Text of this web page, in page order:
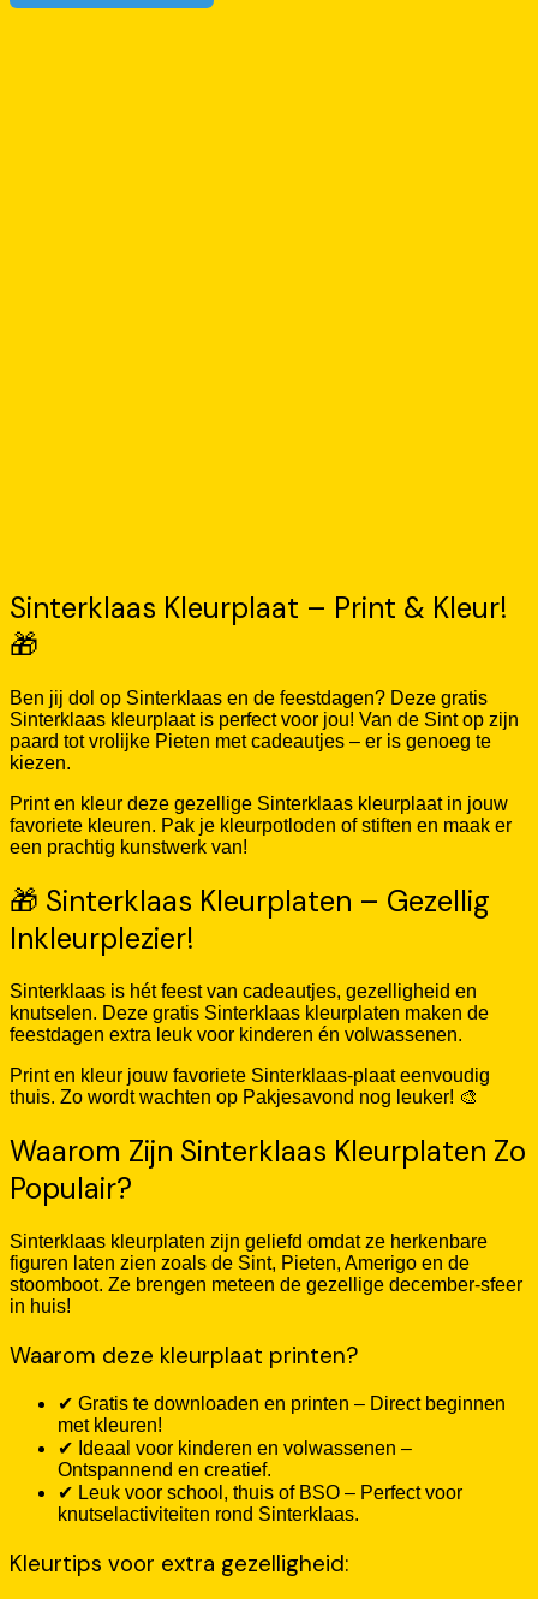
Sinterklaas Kleurplaat – Print & Kleur!
🎁
Ben jij dol op Sinterklaas en de feestdagen? Deze gratis
Sinterklaas kleurplaat is perfect voor jou! Van de Sint op zijn
paard tot vrolijke Pieten met cadeautjes – er is genoeg te
kiezen.
Print en kleur deze gezellige Sinterklaas kleurplaat in jouw
favoriete kleuren. Pak je kleurpotloden of stiften en maak er
een prachtig kunstwerk van!
🎁 Sinterklaas Kleurplaten – Gezellig
Inkleurplezier!
Sinterklaas is hét feest van cadeautjes, gezelligheid en
knutselen. Deze gratis Sinterklaas kleurplaten maken de
feestdagen extra leuk voor kinderen én volwassenen.
Print en kleur jouw favoriete Sinterklaas-plaat eenvoudig
thuis. Zo wordt wachten op Pakjesavond nog leuker! 🎨
Waarom Zijn Sinterklaas Kleurplaten Zo
Populair?
Sinterklaas kleurplaten zijn geliefd omdat ze herkenbare
figuren laten zien zoals de Sint, Pieten, Amerigo en de
stoomboot. Ze brengen meteen de gezellige december-sfeer
in huis!
Waarom deze kleurplaat printen?
✔ Gratis te downloaden en printen – Direct beginnen
met kleuren!
✔ Ideaal voor kinderen en volwassenen –
Ontspannend en creatief.
✔ Leuk voor school, thuis of BSO – Perfect voor
knutselactiviteiten rond Sinterklaas.
Kleurtips voor extra gezelligheid: